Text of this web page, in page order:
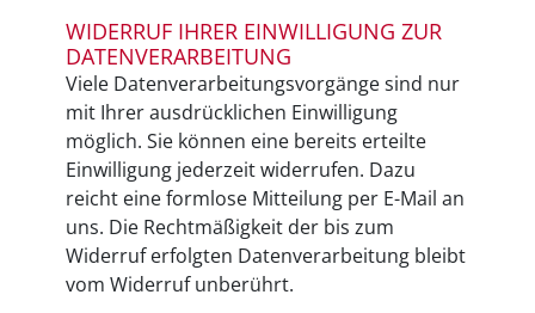
WIDERRUF IHRER EINWILLIGUNG ZUR
DATENVERARBEITUNG
Viele Datenverarbeitungsvorgänge sind nur
mit Ihrer ausdrücklichen Einwilligung
möglich. Sie können eine bereits erteilte
Einwilligung jederzeit widerrufen. Dazu
reicht eine formlose Mitteilung per E-Mail an
uns. Die Rechtmäßigkeit der bis zum
Widerruf erfolgten Datenverarbeitung bleibt
vom Widerruf unberührt.